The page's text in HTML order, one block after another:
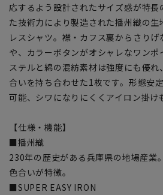
応するよう設計されたサイズ感が特
た技術力により製造された播州織の生
レスシャツ。襟・カフス裏からさり
や、カラーボタンがオシャレなワンポ
ステルと綿の混紡素材は強度にも優
合いを持ち合わせた1枚です。形態安
可能、シワになりにくくアイロン掛け
【仕様・機能】
■播州織
230年の歴史がある兵庫県の地場産業
色合いが特徴。
■SUPER EASY IRON